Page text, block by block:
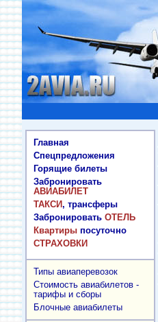
Главная
Спецпредложения
Горящие билеты
Забронировать
АВИАБИЛЕТ
ТАКСИ, трансферы
Забронировать ОТЕЛЬ
Квартиры посуточно
СТРАХОВКИ
Типы авиаперевозок
Стоимость авиабилетов -
тарифы и сборы
Блочные авиабилеты